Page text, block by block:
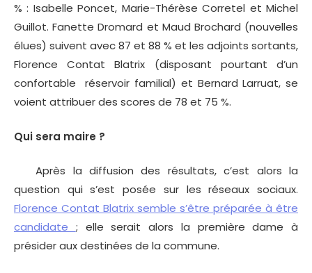
% : Isabelle Poncet, Marie-Thérèse Corretel et Michel
Guillot. Fanette Dromard et Maud Brochard (nouvelles
élues) suivent avec 87 et 88 % et les adjoints sortants,
Florence Contat Blatrix (disposant pourtant d’un
confortable réservoir familial) et Bernard Larruat, se
voient attribuer des scores de 78 et 75 %.
Qui sera maire ?
Après la diffusion des résultats, c’est alors la
question qui s’est posée sur les réseaux sociaux.
Florence Contat Blatrix semble s’être préparée à être
candidate ; elle serait alors la première dame à
présider aux destinées de la commune.